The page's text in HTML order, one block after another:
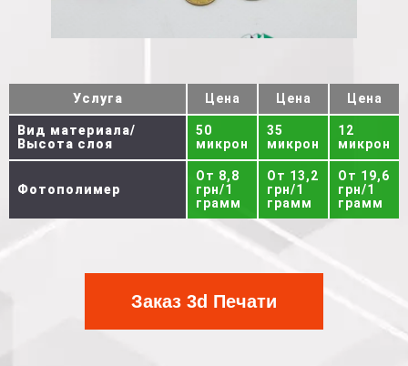
Услуга Цена Цена Цена
Вид материала/
Высота слоя
50
микрон
35
микрон
12
микрон
Фотополимер
От 8,8
грн/1
грамм
От 13,2
грн/1
грамм
От 19,6
грн/1
грамм
Заказ 3d Печати